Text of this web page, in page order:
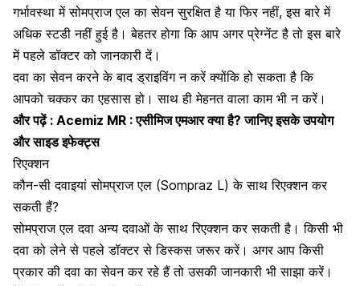
गर्भावस्था में सोमप्राज एल का सेवन सुरक्षित है या फिर नहीं, इस बारे में
अधिक स्टडी नहीं हुई है। बेहतर होगा कि आप अगर प्रेग्नेंट है तो इस बारे
में पहले डॉक्टर को जानकारी दें।
दवा का सेवन करने के बाद ड्राइविंग न करें क्योंकि हो सकता है कि
आपको चक्कर का एहसास हो। साथ ही मेहनत वाला काम भी न करें।
और पढ़ें : Acemiz MR : एसीमिज एमआर क्या है? जानिए इसके उपयोग
और साइड इफेक्ट्स
रिएक्शन
कौन-सी दवाइयां सोमप्राज एल (Sompraz L) के साथ रिएक्शन कर
सकती हैं?
सोमप्राज एल दवा अन्य दवाओं के साथ रिएक्शन कर सकती है। किसी भी
दवा को लेने से पहले डॉक्टर से डिस्कस जरूर करें। अगर आप किसी
प्रकार की दवा का सेवन कर रहे हैं तो उसकी जानकारी भी साझा करें।